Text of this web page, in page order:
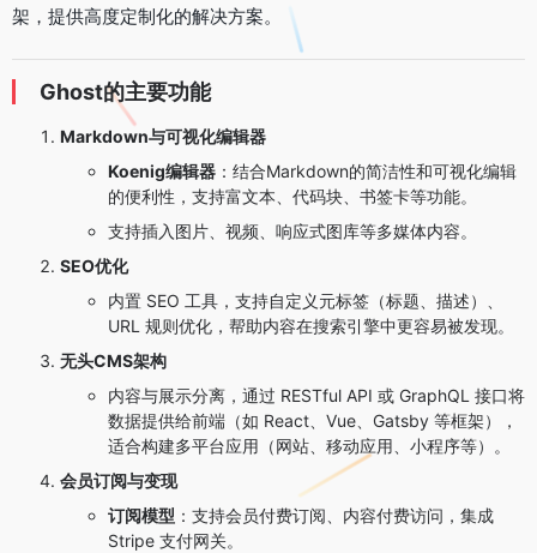
架，提供高度定制化的解决方案。
Ghost的主要功能
Markdown与可视化编辑器
Koenig编辑器 ：结合Markdown的简洁性和可视化编辑
的便利性，支持富文本、代码块、书签卡等功能。
支持插入图片、视频、响应式图库等多媒体内容。
SEO优化
内置 SEO 工具，支持自定义元标签（标题、描述）、
URL 规则优化，帮助内容在搜索引擎中更容易被发现。
无头CMS架构
内容与展示分离，通过 RESTful API 或 GraphQL 接口将
数据提供给前端（如 React、Vue、Gatsby 等框架），
适合构建多平台应用（网站、移动应用、小程序等）。
会员订阅与变现
订阅模型 ：支持会员付费订阅、内容付费访问，集成
Stripe 支付网关。